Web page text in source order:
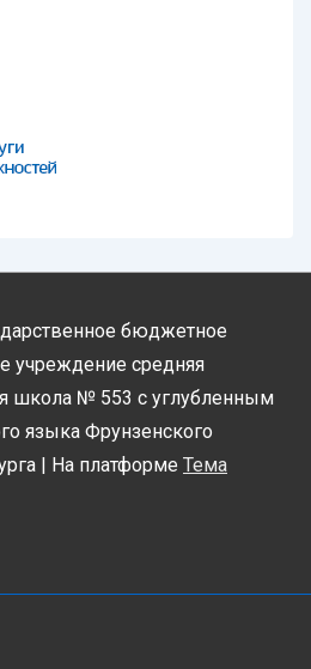
бюджетное
учреждение средняя
школа № 553 с углубленным
языка Фрунзенского
| На платформе Тема